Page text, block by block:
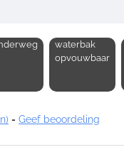
wordt niet vertaald!
waterbak
opvouwbaar
- Geef beoordeling